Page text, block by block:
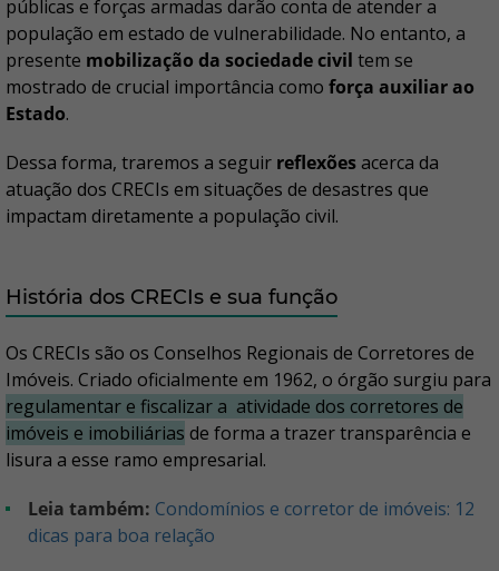
públicas e forças armadas darão conta de atender a
população em estado de vulnerabilidade. No entanto, a
presente mobilização da sociedade civil tem se
mostrado de crucial importância como força auxiliar ao
Estado.
Dessa forma, traremos a seguir reflexõesacerca da
atuação dos CRECIs em situações de desastres que
impactam diretamente a população civil.
História dos CRECIs e sua função
Os CRECIs são os Conselhos Regionais de Corretores de
Imóveis. Criado oficialmente em 1962, o órgão surgiu para
regulamentar e fiscalizar a atividade dos corretores de
imóveis e imobiliárias de forma a trazer transparência e
lisura a esse ramo empresarial.
Leia também: Condomínios e corretor de imóveis: 12
dicas para boa relação